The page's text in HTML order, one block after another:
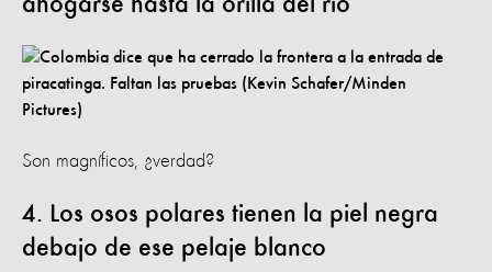
Son magníficos, ¿verdad?
4. Los osos polares tienen la piel negra
debajo de ese pelaje blanco